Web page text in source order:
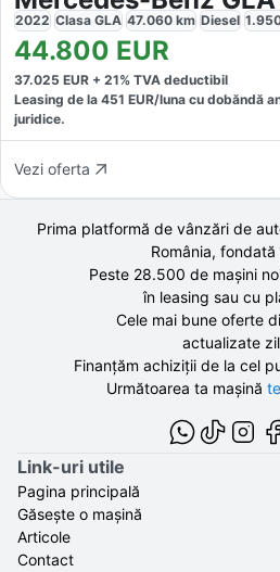
2022 Clasa GLA 47.060 km Diesel
44.800 EUR
37.025 EUR + 21% TVA deductibil
Leasing de la 451 EUR/luna cu dobăndă
juridice.
Vezi oferta
Prima platformă de vânzări de
România, fondată
Peste 28.500 demașini
în leasing sau cu
Cele mai bune oferte
actualizate
Finanțăm achiziții de la cel
Următoarea ta mașină
Link-uri utile
Pagina principală
Găsește o mașină
Articole
Contact